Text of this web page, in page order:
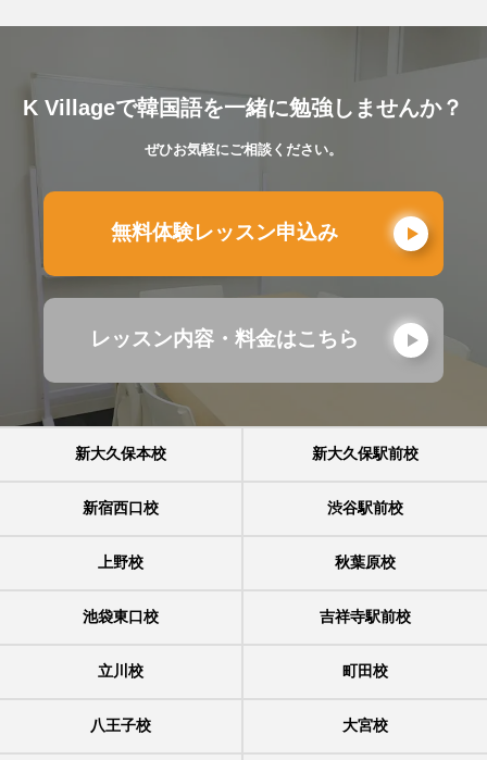
K Villageで韓国語を一緒に勉強しませんか？
ぜひお気軽にご相談ください。
無料体験レッスン申込み
レッスン内容・料金はこちら
新大久保本校 新大久保駅前校
新宿西口校 渋谷駅前校
上野校 秋葉原校
池袋東口校 吉祥寺駅前校
立川校 町田校
八王子校 大宮校